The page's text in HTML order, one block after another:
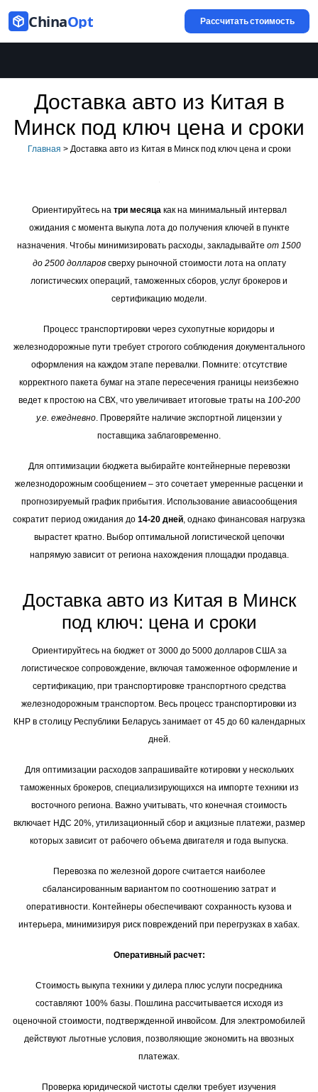
ChinaOpt Рассчитать стоимость
Доставка авто из Китая в
Минск под ключ цена и сроки
Главная > Доставка авто из Китая в Минск под ключ цена и сроки
Ориентируйтесь на три месяцакак на минимальный интервал
ожидания с момента выкупа лота до получения ключей в пункте
назначения. Чтобы минимизировать расходы, закладывайте от 1500
до 2500 долларовсверху рыночной стоимости лота на оплату
логистических операций, таможенных сборов, услуг брокеров и
сертификацию модели.
Процесс транспортировки через сухопутные коридоры и
железнодорожные пути требует строгого соблюдения документального
оформления на каждом этапе перевалки. Помните: отсутствие
корректного пакета бумаг на этапе пересечения границы неизбежно
ведет к простою на СВХ, что увеличивает итоговые траты на 100-200
у.е. ежедневно. Проверяйте наличие экспортной лицензии у
поставщика заблаговременно.
Для оптимизации бюджета выбирайте контейнерные перевозки
железнодорожным сообщением – это сочетает умеренные расценки и
прогнозируемый график прибытия. Использование авиасообщения
сократит период ожидания до 14-20 дней, однако финансовая нагрузка
вырастет кратно. Выбор оптимальной логистической цепочки
напрямую зависит от региона нахождения площадки продавца.
Доставка авто из Китая в Минск
под ключ: цена и сроки
Ориентируйтесь на бюджет от 3000 до 5000 долларов США за
логистическое сопровождение, включая таможенное оформление и
сертификацию, при транспортировке транспортного средства
железнодорожным транспортом. Весь процесс транспортировки из
КНР в столицу Республики Беларусь занимает от 45 до 60 календарных
дней.
Для оптимизации расходов запрашивайте котировки у нескольких
таможенных брокеров, специализирующихся на импорте техники из
восточного региона. Важно учитывать, что конечная стоимость
включает НДС 20%, утилизационный сбор и акцизные платежи, размер
которых зависит от рабочего объема двигателя и года выпуска.
Перевозка по железной дороге считается наиболее
сбалансированным вариантом по соотношению затрат и
оперативности. Контейнеры обеспечивают сохранность кузова и
интерьера, минимизируя риск повреждений при перегрузках в хабах.
Оперативный расчет:
Стоимость выкупа техники у дилера плюс услуги посредника
составляют 100% базы. Пошлина рассчитывается исходя из
оценочной стоимости, подтвержденной инвойсом. Для электромобилей
действуют льготные условия, позволяющие экономить на ввозных
платежах.
Проверка юридической чистоты сделки требует изучения